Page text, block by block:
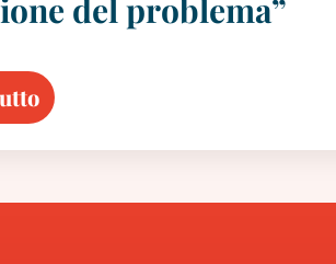
del problema”